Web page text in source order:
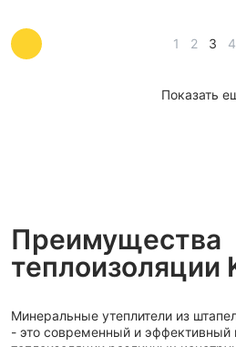
1 2 3 4
Показать
Преимущества
теплоизоляции
Минеральные утеплители из
- это современный и эффективный